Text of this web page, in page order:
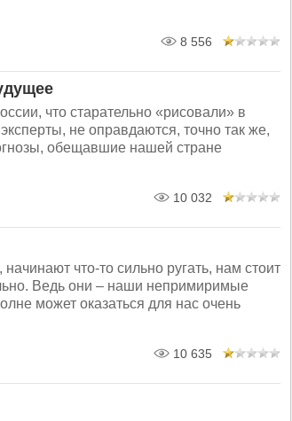
8 556
что старательно «рисовали» в
не оправдаются, точно так же,
обещавшие нашей стране
10 032
что-то сильно ругать, нам стоит
Ведь они – наши непримиримые
может оказаться для нас очень
10 635